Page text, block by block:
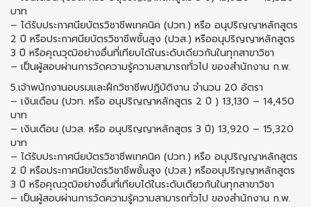
บาท
– ได้รับประกาศนียบัตรวิชาชีพเทคนิค (ปวท.) หรือ อนุปริญญาหลักสูตร
2 ปี หรือประกาศนียบัตรวิชาชีพชั้นสูง (ปวส.) หรืออนุปริญญาหลักสูตร
3 ปี หรือคุณวุฒิอย่างอื่นที่เทียบได้ในระดับเดียวกันในทุกสาขาวิชา
– เป็นผู้สอบผ่านการวัดความรู้ความสามารถทั่วไป ของสำนักงาน ก.พ.
5.เจ้าพนักงานอบรมและฝึกวิชาชีพปฏิบัติงาน จำนวน 20 อัตรา
– เงินเดือน (ปวท. หรือ อนุปริญญาหลักสูตร 2 ปี ) 13,130 – 14,450
บาท
– เงินเดือน (ปวส. หรือ อนุปริญญาหลักสูตร 3 ปี) 13,920 – 15,320
บาท
– ได้รับประกาศนียบัตรวิชาชีพเทคนิค (ปวท.) หรือ อนุปริญญาหลักสูตร
2 ปี หรือประกาศนียบัตรวิชาชีพชั้นสูง (ปวส.) หรืออนุปริญญาหลักสูตร
3 ปี หรือคุณวุฒิอย่างอื่นที่เทียบได้ในระดับเดียวกันในทุกสาขาวิชา
– เป็นผู้สอบผ่านการวัดความรู้ความสามารถทั่วไป ของสำนักงาน ก.พ.